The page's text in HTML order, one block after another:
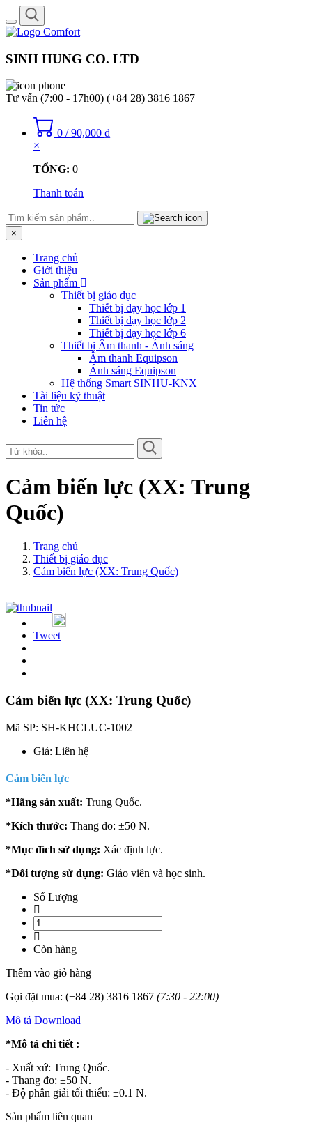
Toggle
navigation
SINH HUNG CO. LTD
Tư vấn (7:00 - 17h00) (+84 28) 3816 1867
0 / 90,000 ₫
×
TỔNG: 0
Thanh toán
×
Trang chủ
Giới thiệu
Sản phẩm
Thiết bị giáo dục
Thiết bị dạy học lớp 1
Thiết bị dạy học lớp 2
Thiết bị dạy học lớp 6
Thiết bị Âm thanh - Ánh sáng
Âm thanh Equipson
Ánh sáng Equipson
Hệ thống Smart SINHU-KNX
Tài liệu kỹ thuật
Tin tức
Liên hệ
Cảm biến lực (XX: Trung
Quốc)
Trang chủ
Thiết bị giáo dục
Cảm biến lực (XX: Trung Quốc)
Tweet
Cảm biến lực (XX: Trung Quốc)
Mã SP: SH-KHCLUC-1002
Giá: Liên hệ
Cảm biến lực
*Hãng sản xuất: Trung Quốc.
*Kích thước: Thang đo: ±50 N.
*Mục đích sử dụng: Xác định lực.
*Đối tượng sử dụng: Giáo viên và học sinh.
Số Lượng
Còn hàng
Thêm vào giỏ hàng
Gọi đặt mua: (+84 28) 3816 1867 (7:30 - 22:00)
Mô tả Download
*Mô tả chi tiết :
- Xuất xứ: Trung Quốc.
- Thang đo: ±50 N.
- Độ phân giải tối thiểu: ±0.1 N.
Sản phẩm liên quan